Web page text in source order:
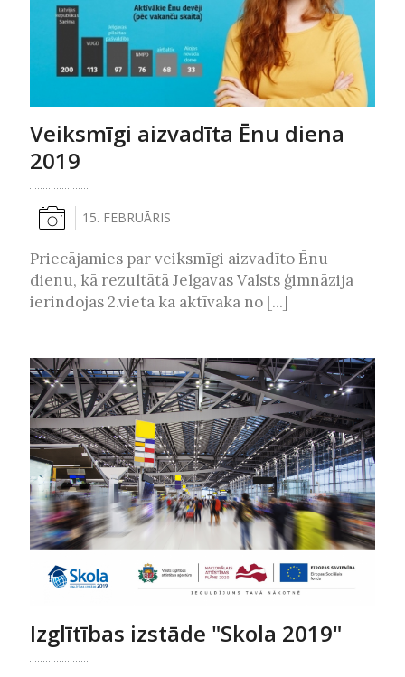
Veiksmīgi aizvadīta Ēnu diena
2019
15. FEBRUĀRIS
Priecājamies par veiksmīgi aizvadīto Ēnu
dienu, kā rezultātā Jelgavas Valsts ģimnāzija
ierindojas 2.vietā kā aktīvākā no [...]
Izglītības izstāde "Skola 2019"